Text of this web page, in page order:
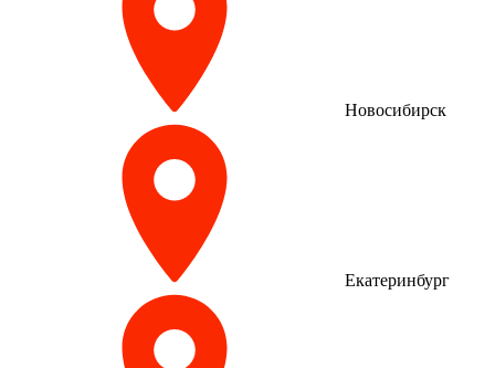
Новосибирск
Екатеринбург